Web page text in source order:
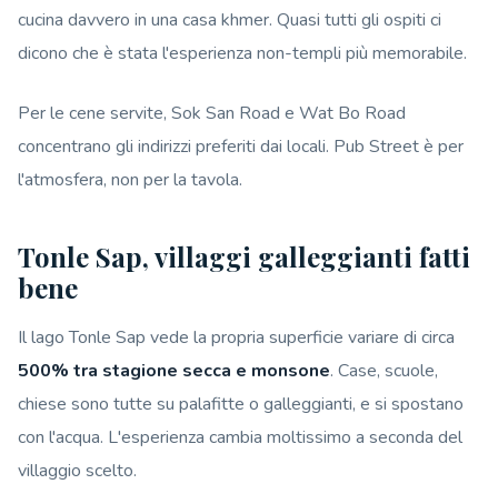
cucina davvero in una casa khmer. Quasi tutti gli ospiti ci
dicono che è stata l'esperienza non-templi più memorabile.
Per le cene servite, Sok San Road e Wat Bo Road
concentrano gli indirizzi preferiti dai locali. Pub Street è per
l'atmosfera, non per la tavola.
Tonle Sap, villaggi galleggianti fatti
bene
Il lago Tonle Sap vede la propria superficie variare di circa
500% tra stagione secca e monsone. Case, scuole,
chiese sono tutte su palafitte o galleggianti, e si spostano
con l'acqua. L'esperienza cambia moltissimo a seconda del
villaggio scelto.